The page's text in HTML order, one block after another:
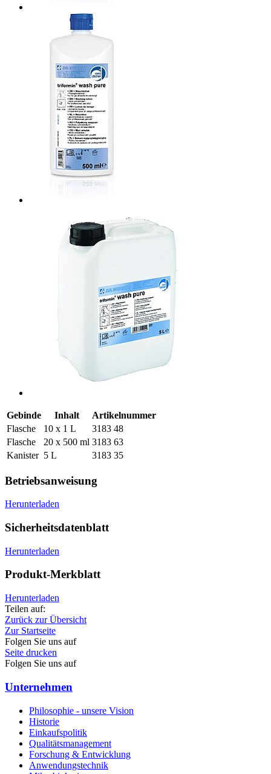
Gebinde Inhalt
Artikelnummer
Flasche
10 x 1 L
3183 48
Flasche
20 x 500 ml 3183 63
Kanister 5 L 3183 35
Betriebsanweisung
Herunterladen
Sicherheitsdatenblatt
Herunterladen
Produkt-Merkblatt
Herunterladen
Teilen auf:
Zurück zur Übersicht
Zur Startseite
Folgen Sie uns auf
Seite drucken
Folgen Sie uns auf
Unternehmen
Philosophie - unsere Vision
Historie
Einkaufspolitik
Qualitätsmanagement
Forschung & Entwicklung
Anwendungstechnik